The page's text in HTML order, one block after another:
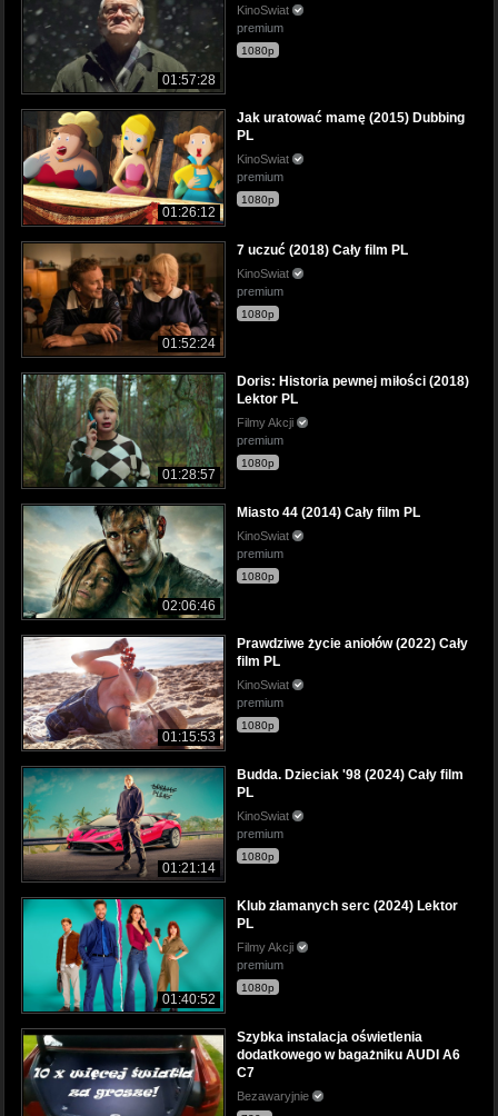
01:57:28
KinoSwiat
premium
1080p
01:26:12
Jak uratować mamę (2015) Dubbing
PL
KinoSwiat
premium
1080p
01:52:24
7 uczuć (2018) Cały film PL
KinoSwiat
premium
1080p
01:28:57
Doris: Historia pewnej miłości (2018)
Lektor PL
Filmy Akcji
premium
1080p
02:06:46
Miasto 44 (2014) Cały film PL
KinoSwiat
premium
1080p
01:15:53
Prawdziwe życie aniołów (2022) Cały
film PL
KinoSwiat
premium
1080p
01:21:14
Budda. Dzieciak '98 (2024) Cały film
PL
KinoSwiat
premium
1080p
01:40:52
Klub złamanych serc (2024) Lektor
PL
Filmy Akcji
premium
1080p
Szybka instalacja oświetlenia
dodatkowego w bagażniku AUDI A6
C7
Bezawaryjnie